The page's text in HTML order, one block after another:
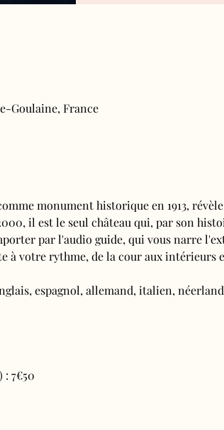
Goulaine, France
monument historique en 1913,
il est le seul château qui, par son
par l'audio guide, qui vous narre
à votre rythme, de la cour aux intérieurs
espagnol, allemand, italien,
7€50